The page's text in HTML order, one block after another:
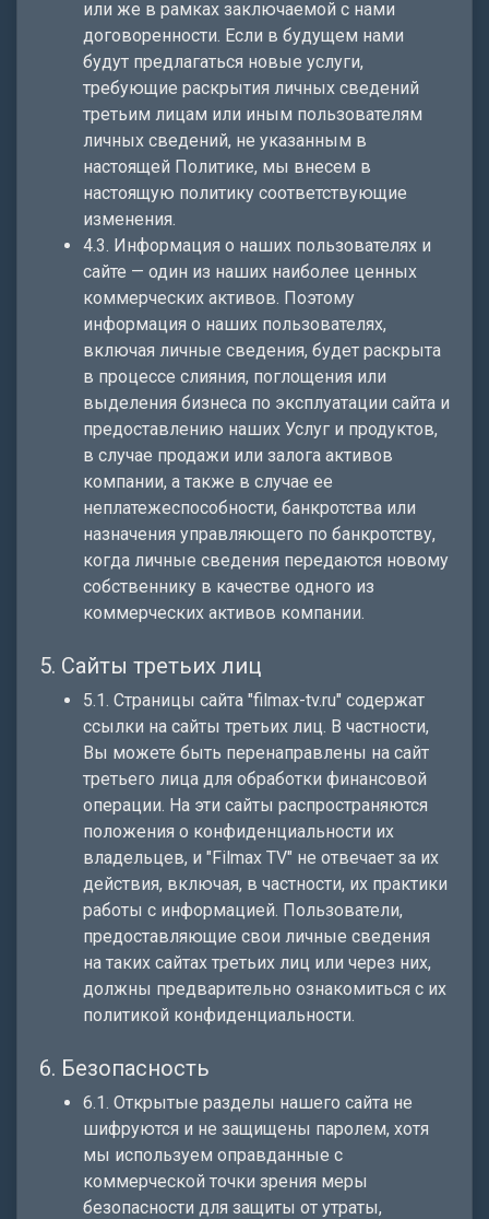
или же в рамках заключаемой с нами
договоренности. Если в будущем нами
будут предлагаться новые услуги,
требующие раскрытия личных сведений
третьим лицам или иным пользователям
личных сведений, не указанным в
настоящей Политике, мы внесем в
настоящую политику соответствующие
изменения.
4.3. Информация о наших пользователях и
сайте — один из наших наиболее ценных
коммерческих активов. Поэтому
информация о наших пользователях,
включая личные сведения, будет раскрыта
в процессе слияния, поглощения или
выделения бизнеса по эксплуатации сайта и
предоставлению наших Услуг и продуктов,
в случае продажи или залога активов
компании, а также в случае ее
неплатежеспособности, банкротства или
назначения управляющего по банкротству,
когда личные сведения передаются новому
собственнику в качестве одного из
коммерческих активов компании.
5. Сайты третьих лиц
5.1. Страницы сайта "filmax-tv.ru" содержат
ссылки на сайты третьих лиц. В частности,
Вы можете быть перенаправлены на сайт
третьего лица для обработки финансовой
операции. На эти сайты распространяются
положения о конфиденциальности их
владельцев, и "Filmax TV" не отвечает за их
действия, включая, в частности, их практики
работы с информацией. Пользователи,
предоставляющие свои личные сведения
на таких сайтах третьих лиц или через них,
должны предварительно ознакомиться с их
политикой конфиденциальности.
6. Безопасность
6.1. Открытые разделы нашего сайта не
шифруются и не защищены паролем, хотя
мы используем оправданные с
коммерческой точки зрения меры
безопасности для защиты от утраты,